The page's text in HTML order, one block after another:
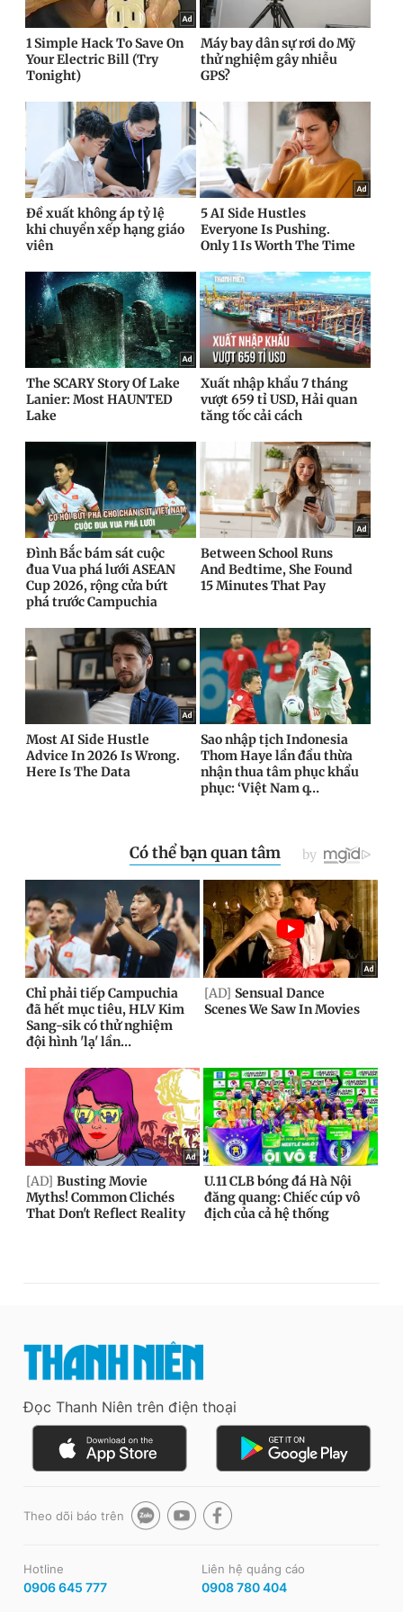
Đọc Thanh Niên trên điện thoại
Theo dõi báo trên
Hotline
0906 645 777
Liên hệ quảng cáo
0908 780 404